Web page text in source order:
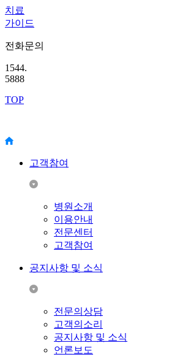
치료
가이드
전화문의
1544.
5888
TOP
고객참여
병원소개
이용안내
전문센터
고객참여
공지사항 및 소식
전문의상담
고객의소리
공지사항 및 소식
언론보도